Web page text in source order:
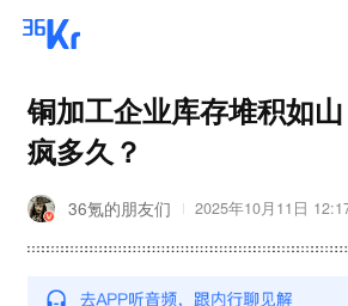
铜加工企业库存堆积如
疯多久？
36氪的朋友们 2025年10月11日